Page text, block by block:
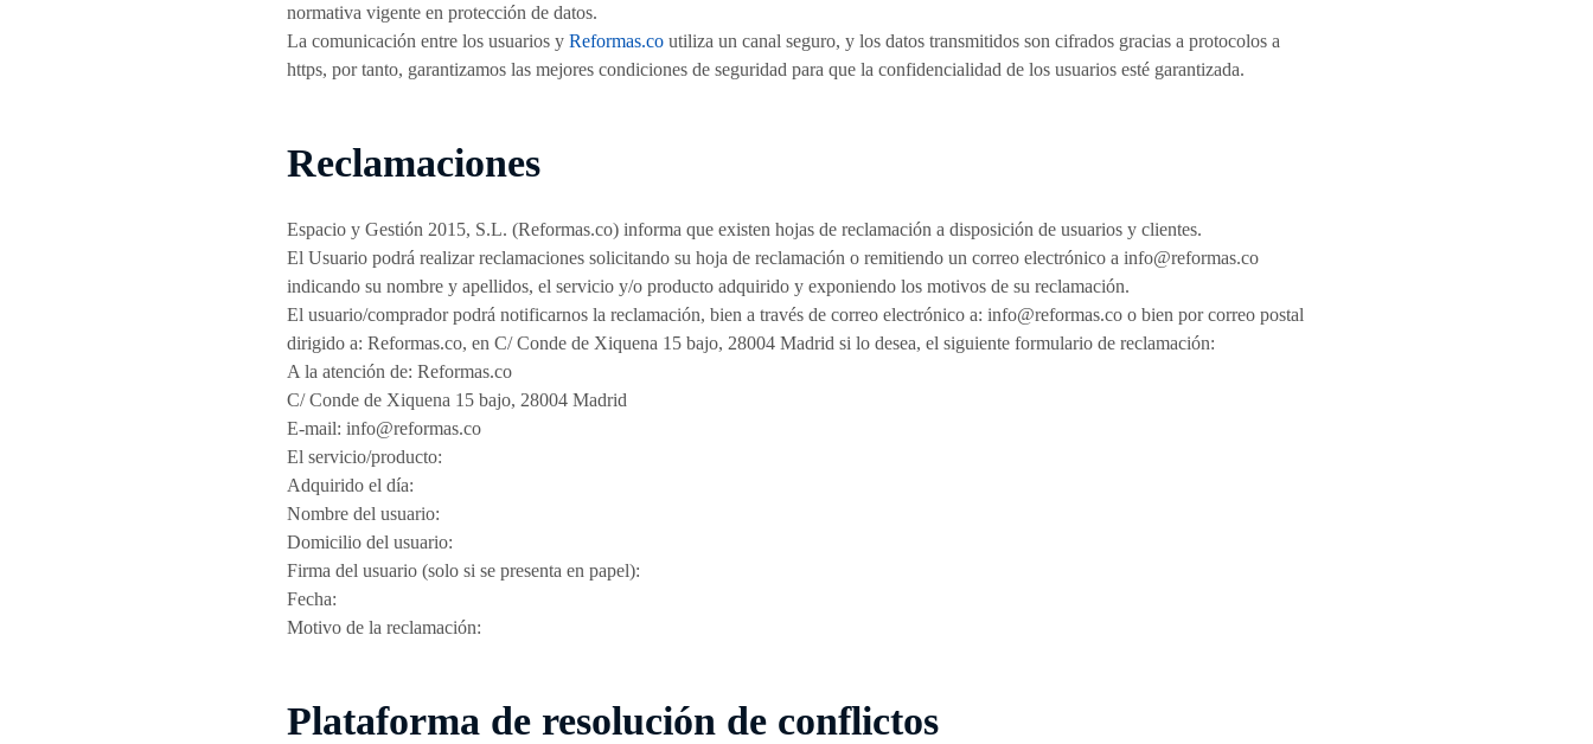
normativa vigente en protección de datos.
La comunicación entre los usuarios y Reformas.co utiliza un canal seguro, y los datos transmitidos son cifrados gracias a protocolos a
https, por tanto, garantizamos las mejores condiciones de seguridad para que la confidencialidad de los usuarios esté garantizada.
Reclamaciones
Espacio y Gestión 2015, S.L. (Reformas.co) informa que existen hojas de reclamación a disposición de usuarios y clientes.
El Usuario podrá realizar reclamaciones solicitando su hoja de reclamación o remitiendo un correo electrónico a info@reformas.co
indicando su nombre y apellidos, el servicio y/o producto adquirido y exponiendo los motivos de su reclamación.
El usuario/comprador podrá notificarnos la reclamación, bien a través de correo electrónico a: info@reformas.co o bien por correo postal
dirigido a: Reformas.co, en C/ Conde de Xiquena 15 bajo, 28004 Madrid si lo desea, el siguiente formulario de reclamación:
A la atención de: Reformas.co
C/ Conde de Xiquena 15 bajo, 28004 Madrid
E-mail: info@reformas.co
El servicio/producto:
Adquirido el día:
Nombre del usuario:
Domicilio del usuario:
Firma del usuario (solo si se presenta en papel):
Fecha:
Motivo de la reclamación:
Plataforma de resolución de conflictos